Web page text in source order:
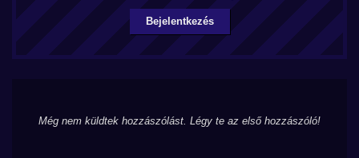
Bejelentkezés
Még nem küldtek hozzászólást. Légy te az első hozzászóló!